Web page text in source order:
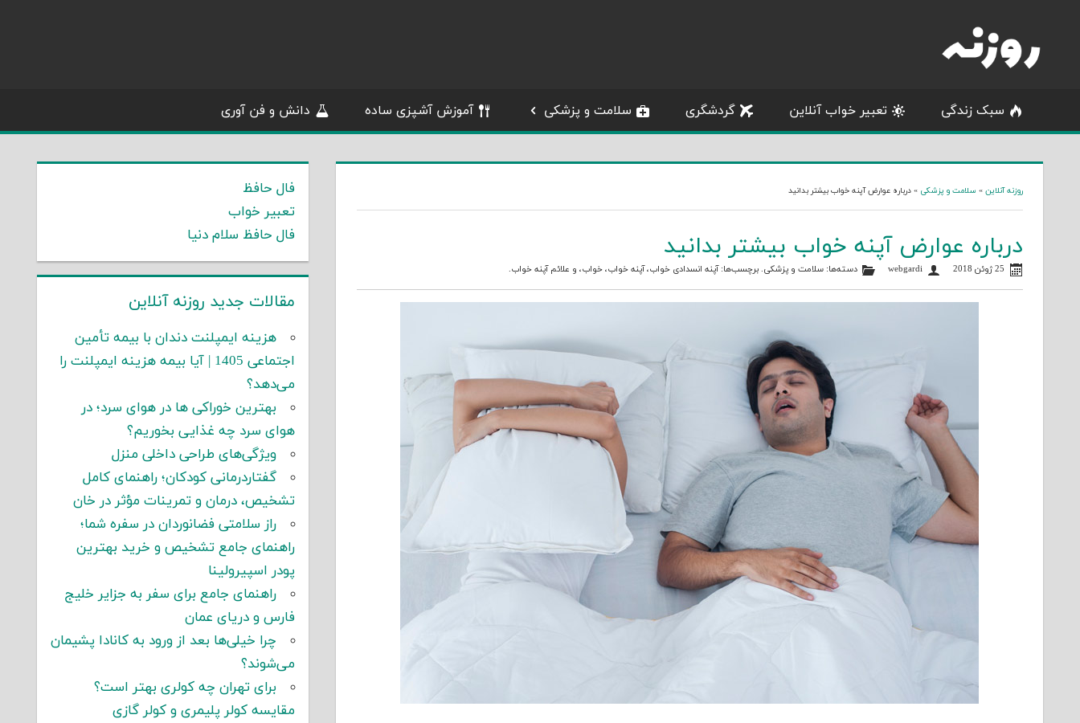
content
سبک زندگی تعبیر خواب آنلاین گردشگری سلامت و پزشکی آموزش آشپزی ساده دانش و فن آوری
روزنه آنلاین » سلامت و پزشکی »درباره عوارض آپنه خواب بیشتر بدانید
درباره عوارض آپنه خواب بیشتر بدانید
25 ژوئن 2018 webgardi دسته‌ها:سلامت و پزشکی. برچسب‌ها:آپنه انسدادی خواب،آپنه خواب،خواب، و علائم آپنه خواب.
فال حافظ
تعبیر خواب
فال حافظ سلام دنیا
مقالات جدید روزنه آنلاین
هزینه ایمپلنت دندان با بیمه تأمین
اجتماعی 1405 | آیا بیمه هزینه ایمپلنت را
می‌دهد؟
بهترین خوراکی ها در هوای سرد؛ در
هوای سرد چه غذایی بخوریم؟
ویژگی‌های طراحی داخلی منزل
گفتاردرمانی کودکان؛ راهنمای کامل
تشخیص، درمان و تمرینات مؤثر در خان
راز سلامتی فضانوردان در سفره شما؛
راهنمای جامع تشخیص و خرید بهترین
پودر اسپیرولینا
راهنمای جامع برای سفر به جزایر خلیج
فارس و دریای عمان
چرا خیلی‌ها بعد از ورود به کانادا پشیمان
می‌شوند؟
برای تهران چه کولری بهتر است؟
مقایسه کولر پلیمری و کولر گازی